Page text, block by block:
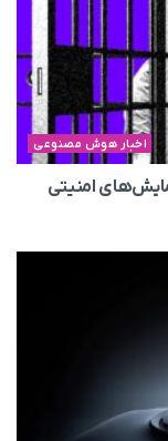
اخبار هوش مصنوعی